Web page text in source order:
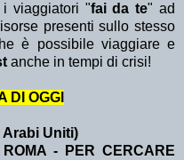
i viaggiatori "fai da te" ad
presenti sullo stesso
è possibile viaggiare e
anche in tempi di crisi!
DI OGGI
Arabi Uniti)
ROMA - PER CERCARE